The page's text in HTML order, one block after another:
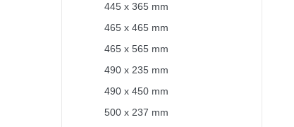
445 x 365 mm
465 x 465 mm
465 x 565 mm
490 x 235 mm
490 x 450 mm
500 x 237 mm